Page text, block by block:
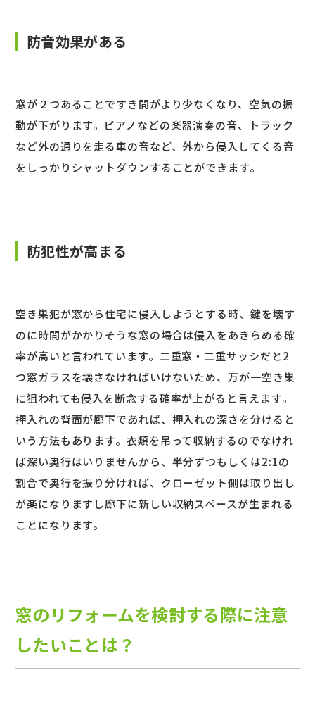
防音効果がある
窓が２つあることですき間がより少なくなり、空気の振
動が下がります。ピアノなどの楽器演奏の音、トラック
など外の通りを走る車の音など、外から侵入してくる音
をしっかりシャットダウンすることができます。
防犯性が高まる
空き巣犯が窓から住宅に侵入しようとする時、鍵を壊す
のに時間がかかりそうな窓の場合は侵入をあきらめる確
率が高いと言われています。二重窓・二重サッシだと2
つ窓ガラスを壊さなければいけないため、万が一空き巣
に狙われても侵入を断念する確率が上がると言えます。
押入れの背面が廊下であれば、押入れの深さを分けると
いう方法もあります。衣類を吊って収納するのでなけれ
ば深い奥行はいりませんから、半分ずつもしくは2:1の
割合で奥行を振り分ければ、クローゼット側は取り出し
が楽になりますし廊下に新しい収納スペースが生まれる
ことになります。
窓のリフォームを検討する際に注意
したいことは？